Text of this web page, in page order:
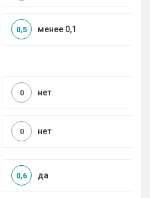
менее 0,1
0,5
нет
0
нет
0
да
0,6